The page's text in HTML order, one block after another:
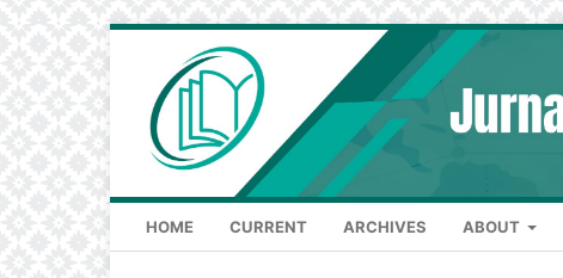
HOME CURRENT ARCHIVES ABOUT